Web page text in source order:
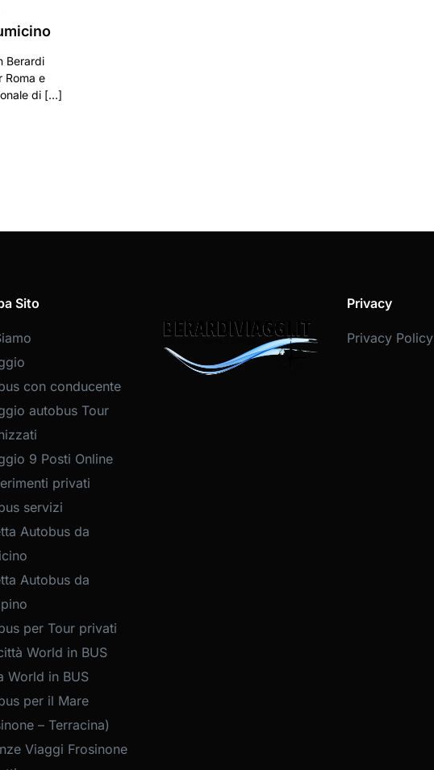
Berardi
Roma e
di […]
Sito
con conducente
autobus Tour
9 Posti Online
privati
servizi
Autobus da
Autobus da
per Tour privati
World in BUS
World in BUS
per il Mare
– Terracina)
Viaggi Frosinone
Privacy
Privacy Policy